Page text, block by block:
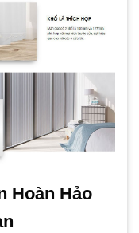
Hoàn Hảo